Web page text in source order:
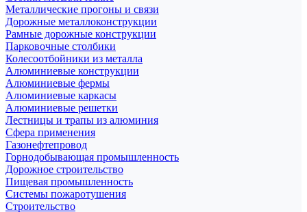
Металлические прогоны и связи
Дорожные металлоконструкции
Рамные дорожные конструкции
Парковочные столбики
Колесоотбойники из металла
Алюминиевые конструкции
Алюминиевые фермы
Алюминиевые каркасы
Алюминиевые решетки
Лестницы и трапы из алюминия
Сфера применения
Газонефтепровод
Горнодобывающая промышленность
Дорожное строительство
Пищевая промышленность
Системы пожаротушения
Строительство